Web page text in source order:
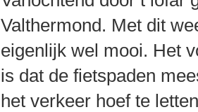
Valthermond. Met dit
eigenlijk wel mooi. Het
is dat de fietspaden
het verkeer hoef te